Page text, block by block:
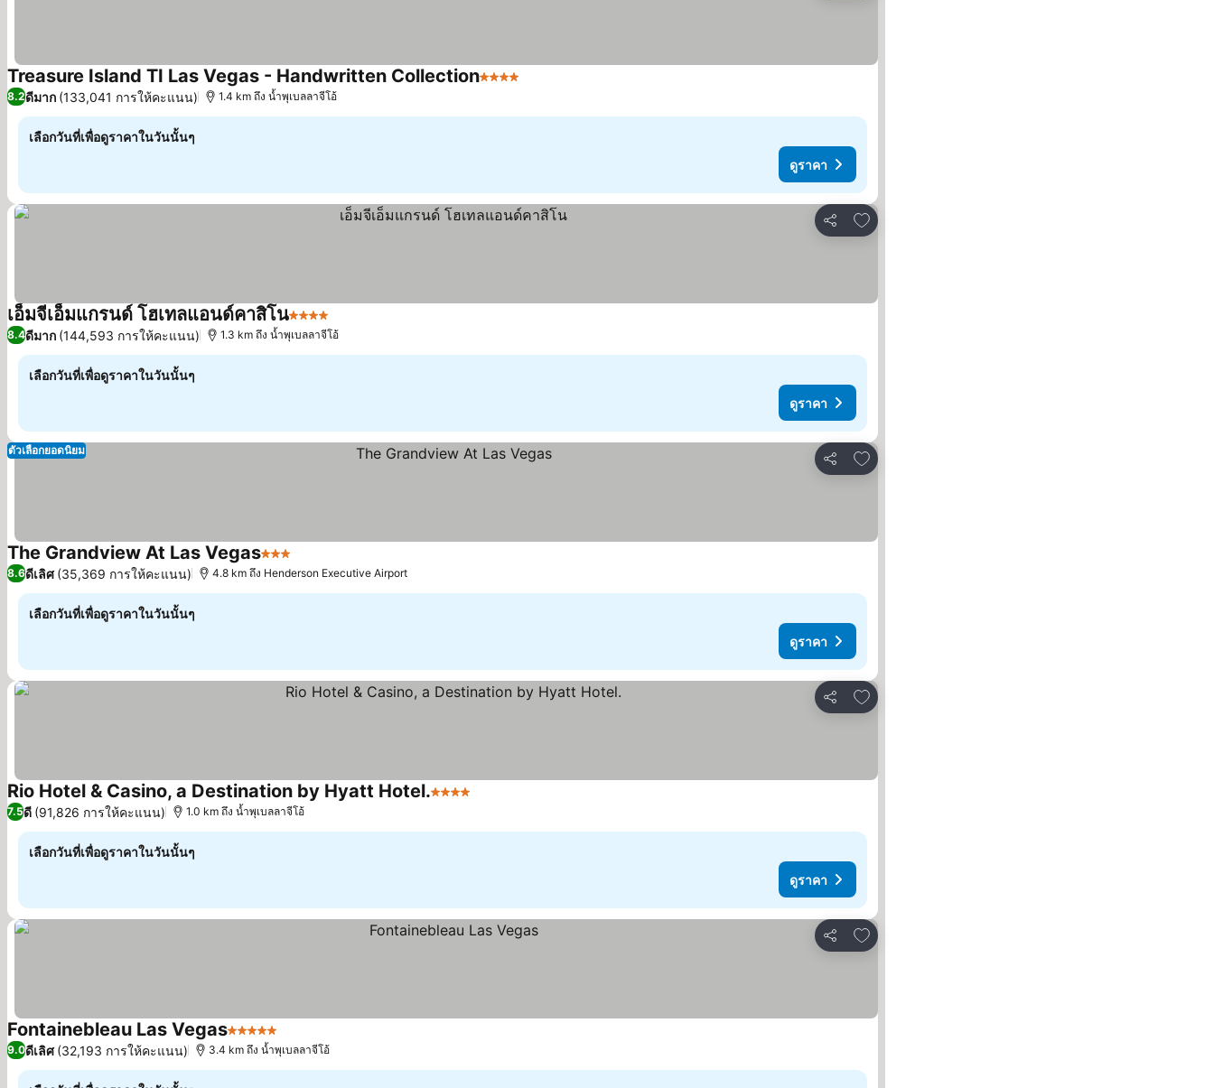
Treasure Island TI Las Vegas - Handwritten Collection4 ดาว
8.2ดีมาก (133,041 การให้คะแนน) 1.4 km ถึง น้ำพุเบลลาจีโอ้
เลือกวันที่เพื่อดูราคาในวันนั้นๆ
ดูราคา
แชร์
เพิ่มในรายการโปรด
เอ็มจีเอ็มแกรนด์ โฮเทลแอนด์คาสิโน4 ดาว
8.4ดีมาก (144,593 การให้คะแนน) 1.3 km ถึง น้ำพุเบลลาจีโอ้
เลือกวันที่เพื่อดูราคาในวันนั้นๆ
ดูราคา
แชร์
เพิ่มในรายการโปรด
ตัวเลือกยอดนิยม
The Grandview At Las Vegas3 ดาว
8.6ดีเลิศ (35,369 การให้คะแนน) 4.8 km ถึง Henderson Executive Airport
เลือกวันที่เพื่อดูราคาในวันนั้นๆ
ดูราคา
แชร์
เพิ่มในรายการโปรด
Rio Hotel & Casino, a Destination by Hyatt Hotel.4 ดาว
7.5ดี (91,826 การให้คะแนน) 1.0 km ถึง น้ำพุเบลลาจีโอ้
เลือกวันที่เพื่อดูราคาในวันนั้นๆ
ดูราคา
แชร์
เพิ่มในรายการโปรด
Fontainebleau Las Vegas5 ดาว
9.0ดีเลิศ (32,193 การให้คะแนน) 3.4 km ถึง น้ำพุเบลลาจีโอ้